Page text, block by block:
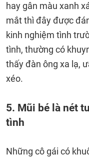
hay gân màu xanh
mắt thì đây được
kinh nghiệm tình
tình, thường có
thấy đàn ông xa lạ,
xéo.
5. Mũi bé là nét
tình
Những cô gái có